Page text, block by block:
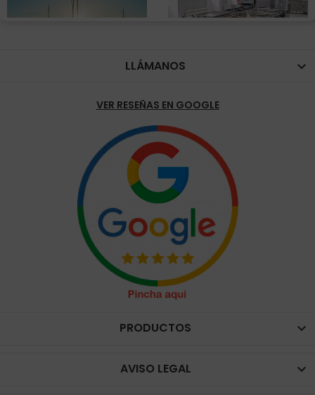
LLÁMANOS 
VER RESEÑAS EN GOOGLE
PRODUCTOS 
AVISO LEGAL 